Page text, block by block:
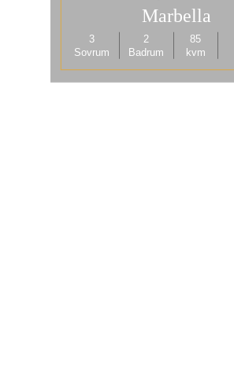
Marbella
3
Sovrum
2
Badrum
85
kvm